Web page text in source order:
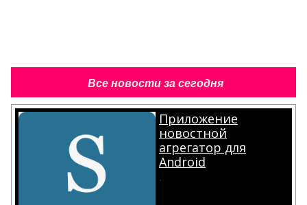
Все новости за сегодня
Приложение
новостной
агрегатор для
Android
.